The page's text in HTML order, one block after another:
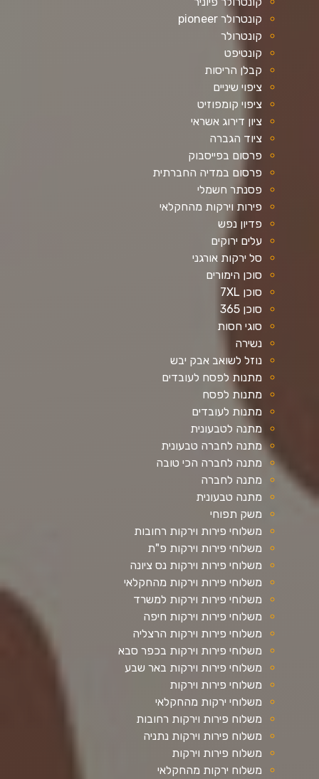
קונטרולר pioneer
קונטרולר
קונטיפט
קבלן הריסות
ציפוי שיניים
ציפוי קומפוזיט
ציון דירוג אשראי
ציוד הגברה
פרסום בפייסבוק
פרסום במדיה החברתית
פסנתר חשמלי
פירות וירקות מהחקלאי
פדיון נפש
עלים ירוקים
סל ירקות אורגני
סוכן הימורים
סוכן 7XL
סוכן 365
סוגי חסות
נשירה
נוזל לשואב אבק יבש
מתנות לפסח לעובדים
מתנות לפסח
מתנות לעובדים
מתנה לטבעונית
מתנה לחברה טבעונית
מתנה לחברה הכי טובה
מתנה לחברה
מתנה טבעונית
משק תפוחי
משלוחי פירות וירקות רחובות
משלוחי פירות וירקות פ"ת
משלוחי פירות וירקות נס ציונה
משלוחי פירות וירקות מהחקלאי
משלוחי פירות וירקות למשרד
משלוחי פירות וירקות חיפה
משלוחי פירות וירקות הרצליה
משלוחי פירות וירקות בכפר סבא
משלוחי פירות וירקות באר שבע
משלוחי פירות וירקות
משלוחי ירקות מהחקלאי
משלוח פירות וירקות רחובות
משלוח פירות וירקות נתניה
משלוח פירות וירקות
משלוח ירקות מהחקלאי